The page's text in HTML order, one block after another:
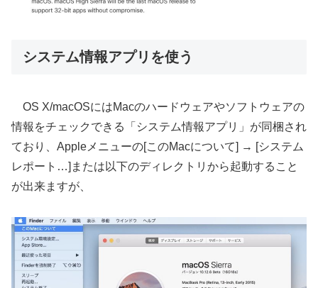
システム情報アプリを使う
OS X/macOSにはMacのハードウェアやソフトウェアの
情報をチェックできる「システム情報アプリ」が同梱され
ており、Appleメニューの[このMacについて] → [システム
レポート…]または以下のディレクトリから起動すること
が出来ますが、